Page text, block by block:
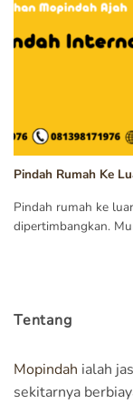
Pindah Rumah Ke
Pindah rumah ke
dipertimbangkan.
Tentang
Mopindah ialah
sekitarnya